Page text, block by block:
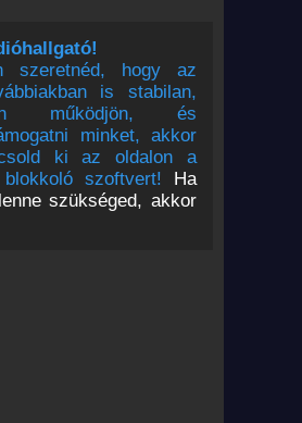
szeretnéd, hogy az
is stabilan,
működjön, és
minket, akkor
ki az oldalon a
blokkoló szoftvert! Ha
szükséged, akkor